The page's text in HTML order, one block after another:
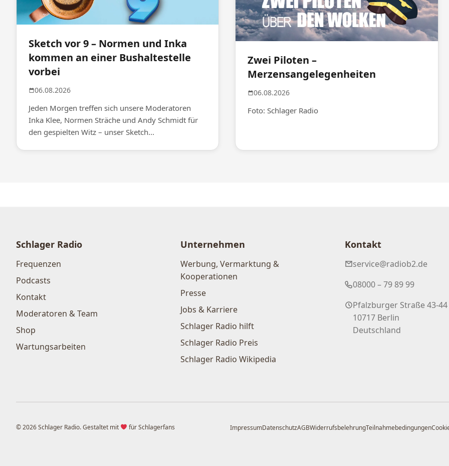
Sketch vor 9 – Normen und Inka
kommen an einer Bushaltestelle
vorbei
06.08.2026
Jeden Morgen treffen sich unsere Moderatoren
Inka Klee, Normen Sträche und Andy Schmidt für
den gespielten Witz – unser Sketch...
Zwei Piloten –
Merzensangelegenheiten
06.08.2026
Foto: Schlager Radio
Schlager Radio
Frequenzen
Podcasts
Kontakt
Moderatoren & Team
Shop
Wartungsarbeiten
Unternehmen
Werbung, Vermarktung &
Kooperationen
Presse
Jobs & Karriere
Schlager Radio hilft
Schlager Radio Preis
Schlager Radio Wikipedia
Kontakt
service@radiob2.de
08000 – 79 89 99
Pfalzburger Straße 43-44
10717 Berlin
Deutschland
© 2026 Schlager Radio. Gestaltet mit für Schlagerfans ImpressumDatenschutzAGBWiderrufsbelehrungTeilnahmebedingungen